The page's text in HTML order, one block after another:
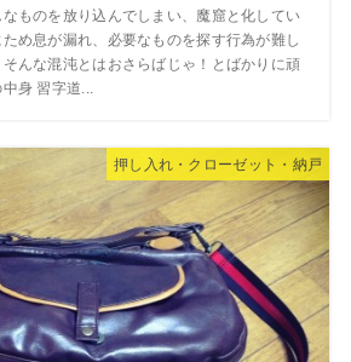
ものを放り込んでしまい、魔窟と化してい
め息が漏れ、必要なものを探す行為が難し
んな混沌とはおさらばじゃ！とばかりに頑
身 習字道...
押し入れ・クローゼット・納戸